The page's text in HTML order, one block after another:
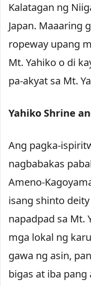
Kalatagan ng
Japan. Maaaring
ropeway upang
Mt. Yahiko o di
pa-akyat sa Mt.
Yahiko Shrine
Ang pagka-
nagbabakas
Ameno-
isang shinto
napadpad sa Mt.
mga lokal ng
gawa ng asin,
bigas at iba